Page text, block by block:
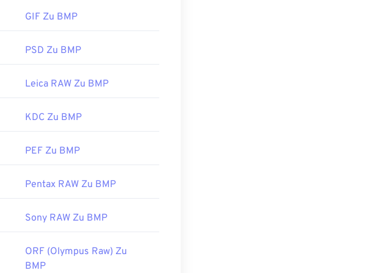
#50577409_72092
BMP (DIB) auf fast jedem Gerät,
die BMP-Datei in ein Vektorbild
Apple Preview,Apple Photos
GIF Zu BMP
PSD Zu BMP
Leica RAW Zu BMP
KDC Zu BMP
PEF Zu BMP
Pentax RAW Zu BMP
Sony RAW Zu BMP
ORF (Olympus Raw) Zu
BMP